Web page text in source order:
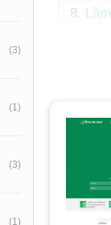
(3)
(1)
(3)
(1)
Dịch
hàng
doanh
chúng